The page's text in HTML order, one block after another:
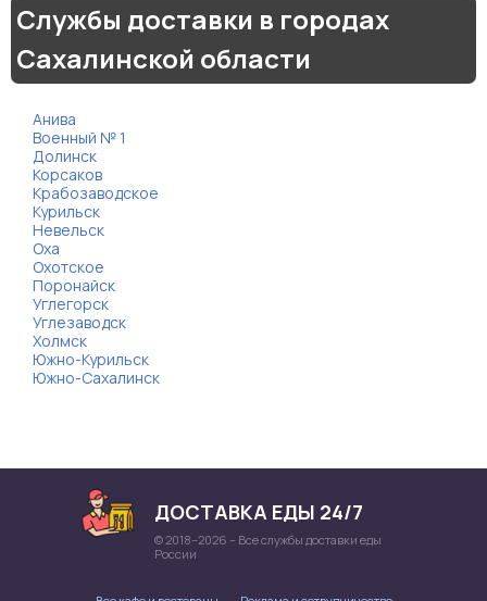
Службы доставки в городах
Сахалинской области
Анива
Военный № 1
Долинск
Корсаков
Крабозаводское
Курильск
Невельск
Оха
Охотское
Поронайск
Углегорск
Углезаводск
Холмск
Южно-Курильск
Южно-Сахалинск
ДОСТАВКА ЕДЫ 24/7
© 2018–2026 – Все службы доставки еды
России